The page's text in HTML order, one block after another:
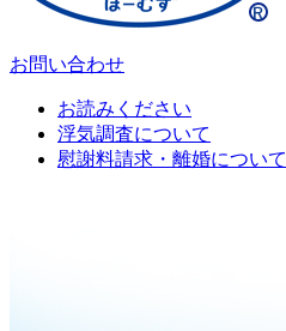
お問い合わせ
お読みください
浮気調査について
慰謝料請求・離婚について